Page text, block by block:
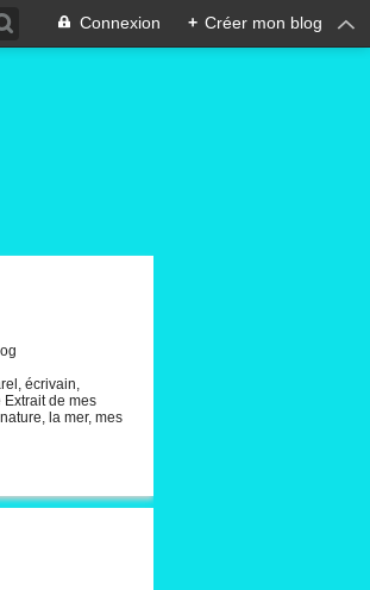
Connexion + Créer mon blog
écrivain,
de mes
la mer, mes